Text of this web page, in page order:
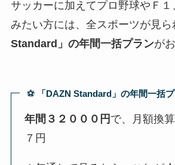
サッカーに加えてプロ野球やＦ１
みたい方には、全スポーツが見ら
Standard」の年間一括プランが
⚽️ 「DAZN Standard」の年間一括
年間３２０００円 で、月額換
７円